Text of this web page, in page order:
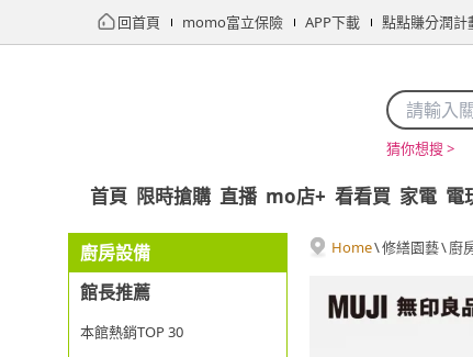
回首頁 momo富立保險 APP下載 點點賺分潤計
猜你想搜 >
首頁 限時搶購 直播 mo店+ 看看買 家電 電
廚房設備
館長推薦
本館熱銷TOP 30
Home\修繕園藝\廚